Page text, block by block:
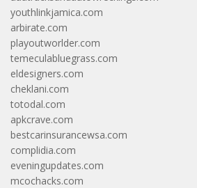
youthlinkjamica.com
arbirate.com
playoutworlder.com
temeculabluegrass.com
eldesigners.com
cheklani.com
totodal.com
apkcrave.com
bestcarinsurancewsa.com
complidia.com
eveningupdates.com
mcochacks.com